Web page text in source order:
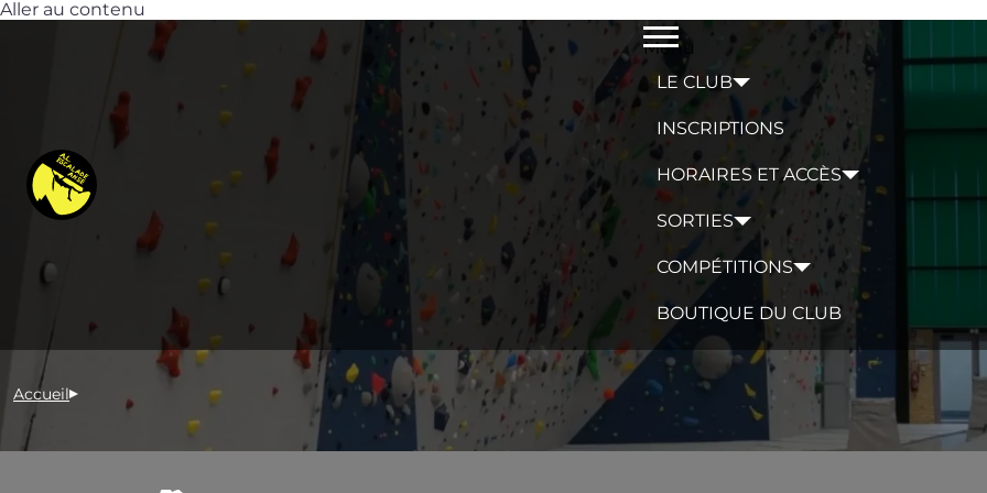
Aller au contenu
Menu
LE CLUB
INSCRIPTIONS
HORAIRES ET ACCÈS
SORTIES
COMPÉTITIONS
BOUTIQUE DU CLUB
Accueil